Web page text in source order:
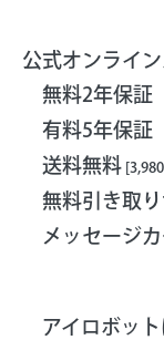
公式オンライ
無料2年保証
有料5年保証
送料無料
無料引き取
メッセージ
アイロボッ